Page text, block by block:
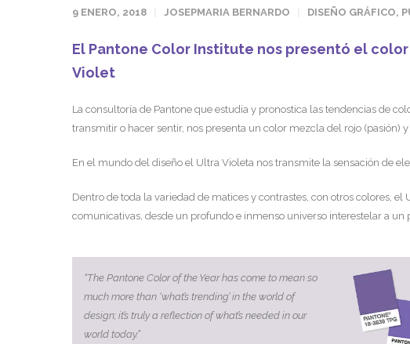
9 ENERO, 2018 JOSEPMARIA BERNARDO DISEÑO GRÁFICO,
El Pantone Color Institute nos presentó el
Violet
La consultoría de Pantone que estudia y pronostica las tendencias de
transmitir o hacer sentir, nos presenta un color mezcla del rojo (pasión)
En el mundo del diseño el Ultra Violeta nos transmite la sensación de
Dentro de toda la variedad de matices y contrastes, con otros colores,
comunicativas, desde un profundo e inmenso universo interestelar a un
“The Pantone Color of the Year has come to mean so
much more than ‘what’s trending’ in the world of
design; it’s truly a reflection of what’s needed in our
world today.”